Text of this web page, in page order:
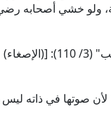
ولو خشي أصحابه
وقال شيخ الإسلام زكريا الأنصاري
صوتها في ذاته ليس